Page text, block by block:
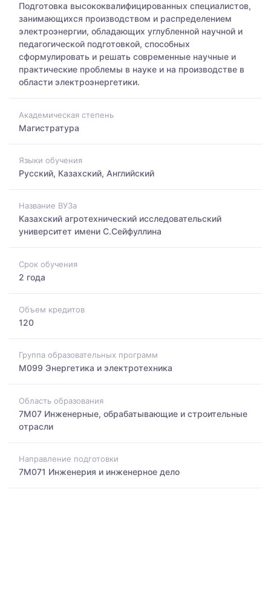
Подготовка высококвалифицированных специалистов,
занимающихся производством и распределением
электроэнергии, обладающих углубленной научной и
педагогической подготовкой, способных
сформулировать и решать современные научные и
практические проблемы в науке и на производстве в
области электроэнергетики.
Академическая степень
Магистратура
Языки обучения
Русский, Казахский, Английский
Название ВУЗа
Казахский агротехнический исследовательский
университет имени С.Сейфуллина
Срок обучения
2 года
Объем кредитов
120
Группа образовательных программ
M099 Энергетика и электротехника
Область образования
7M07 Инженерные, обрабатывающие и строительные
отрасли
Направление подготовки
7M071 Инженерия и инженерное дело